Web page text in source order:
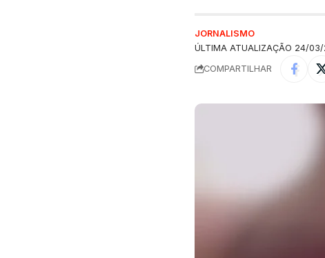
ÚLTIMA ATUALIZAÇÃO 24/03/
JORNALISMO
COMPARTILHAR